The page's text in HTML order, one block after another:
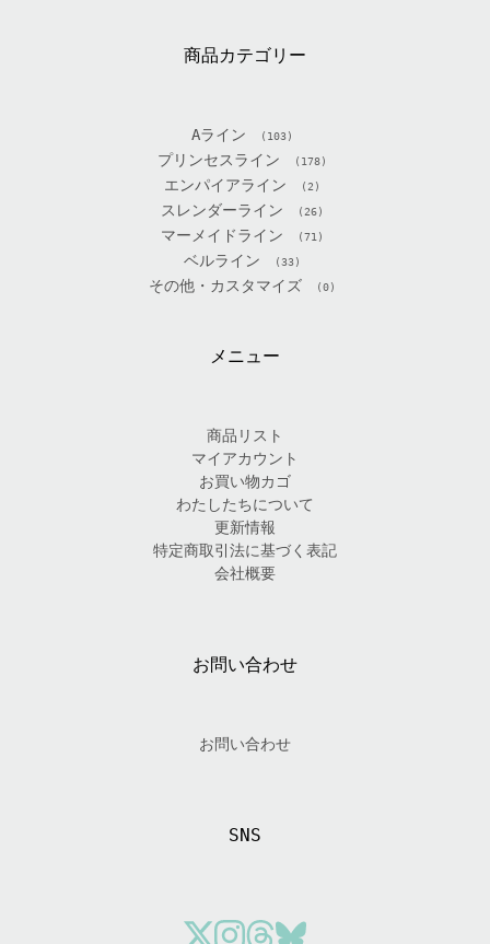
商品カテゴリー
Aライン (103)
プリンセスライン (178)
エンパイアライン (2)
スレンダーライン (26)
マーメイドライン (71)
ベルライン (33)
その他・カスタマイズ (0)
メニュー
商品リスト
マイアカウント
お買い物カゴ
わたしたちについて
更新情報
特定商取引法に基づく表記
会社概要
お問い合わせ
お問い合わせ
SNS